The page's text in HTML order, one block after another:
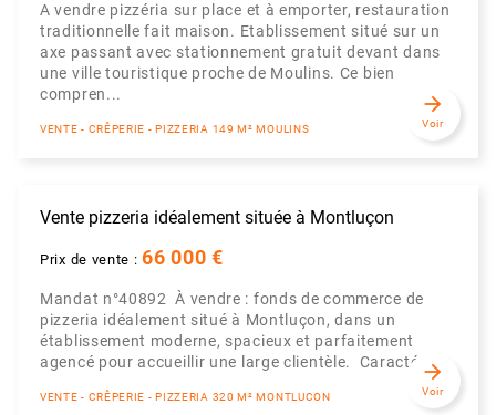
A vendre pizzéria sur place et à emporter, restauration
traditionnelle fait maison. Etablissement situé sur un
axe passant avec stationnement gratuit devant dans
une ville touristique proche de Moulins. Ce bien
compren...
VENTE - CRÊPERIE - PIZZERIA 149 M² MOULINS
arrow_forward
Voir
Vente pizzeria idéalement située à Montluçon
Prix de vente :66 000 €
Mandat n°40892 À vendre : fonds de commerce de
pizzeria idéalement situé à Montluçon, dans un
établissement moderne, spacieux et parfaitement
agencé pour accueillir une large clientèle. Caractéris...
VENTE - CRÊPERIE - PIZZERIA 320 M² MONTLUCON
arrow_forward
Voir